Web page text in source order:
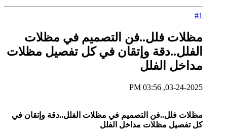
#1
مظلات فلل..فن التصميم في مظلات
الفلل..دقة وإتقان في كل تفصيل مظلات
مداخل الفلل
03-24-2025, 03:56 PM
مظلات فلل..فن التصميم في مظلات الفلل..دقة وإتقان في
كل تفصيل مظلات مداخل الفلل